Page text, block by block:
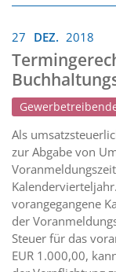
27 DEZ. 2018
Als
zur Abgabe von
vorangegangene
der
Steuer für das
EUR 1.000,00,